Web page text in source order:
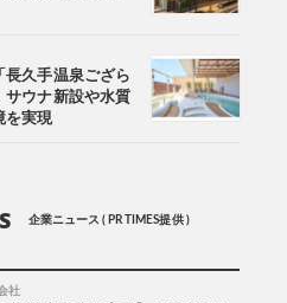
長久手温泉ござら
サウナ新設や水質
を実現
企業ニュース ( PR TIMES提供 )
社